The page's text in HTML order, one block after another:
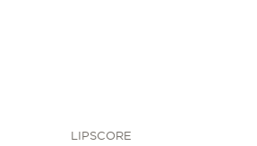
LIPSCORE